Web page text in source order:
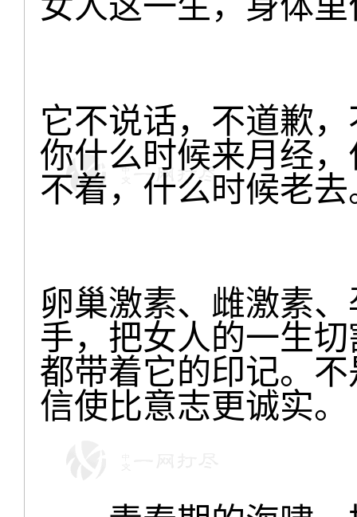
它不说话，不道歉
你什么时候来月经
不着，什么时候老
卵巢激素、雌激素
手，把女人的一生
都带着它的印记。
信使比意志更诚实。